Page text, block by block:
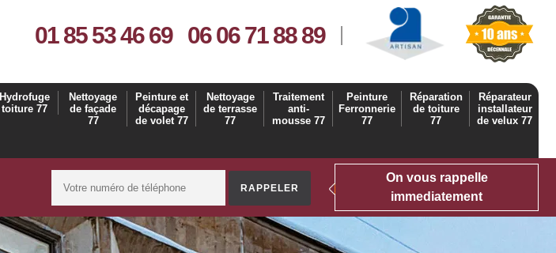
01 85 53 46 69 06 06 71 88 89
Hydrofuge
toiture 77
Nettoyage
de façade
77
Peinture et
décapage
de volet 77
Nettoyage
de terrasse
77
Traitement
anti-
mousse 77
Peinture
Ferronnerie
77
Réparation
de toiture
77
Réparateur
installateur
de velux 77
On vous rappelle
immediatement